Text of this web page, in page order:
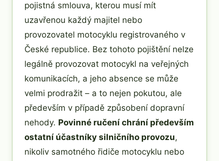
pojistná smlouva, kterou musí mít
uzavřenou každý majitel nebo
provozovatel motocyklu registrovaného v
České republice. Bez tohoto pojištění nelze
legálně provozovat motocykl na veřejných
komunikacích, a jeho absence se může
velmi prodražit – a to nejen pokutou, ale
především v případě způsobení dopravní
nehody. Povinné ručení chrání především
ostatní účastníky silničního provozu,
nikoliv samotného řidiče motocyklu nebo